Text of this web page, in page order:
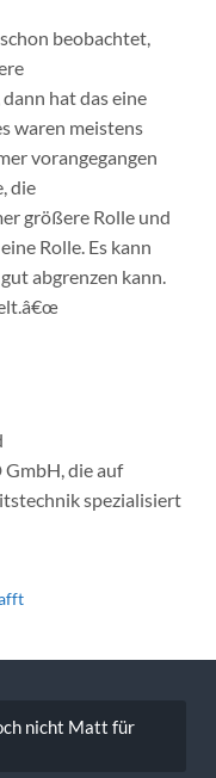
beobachtet,
hat das eine
waren meistens
vorangegangen
die
größere Rolle und
Rolle. Es kann
abgrenzen kann.
die auf
spezialisiert
nicht Matt für